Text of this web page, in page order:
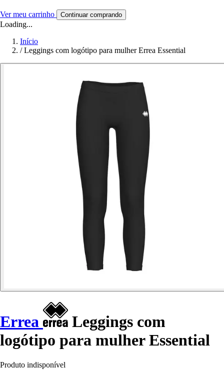
Ver meu carrinho Continuar comprando
Loading...
Início
/ Leggings com logótipo para mulher Errea Essential
Errea
Leggings com
logótipo para mulher Essential
Produto indisponível